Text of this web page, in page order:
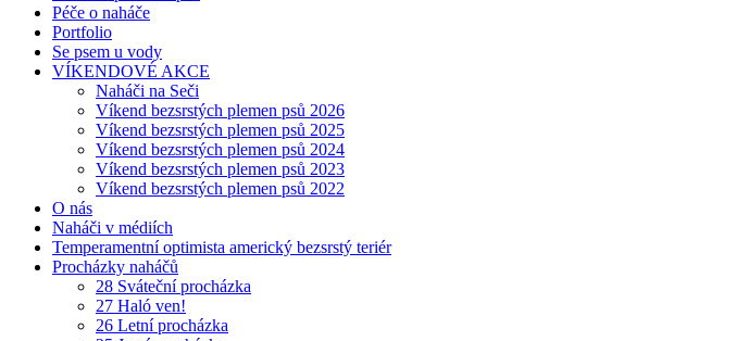
Péče o naháče
Portfolio
Se psem u vody
VÍKENDOVÉ AKCE
Naháči na Seči
Víkend bezsrstých plemen psů 2026
Víkend bezsrstých plemen psů 2025
Víkend bezsrstých plemen psů 2024
Víkend bezsrstých plemen psů 2023
Víkend bezsrstých plemen psů 2022
O nás
Naháči v médiích
Temperamentní optimista americký bezsrstý teriér
Procházky naháčů
28 Sváteční procházka
27 Haló ven!
26 Letní procházka